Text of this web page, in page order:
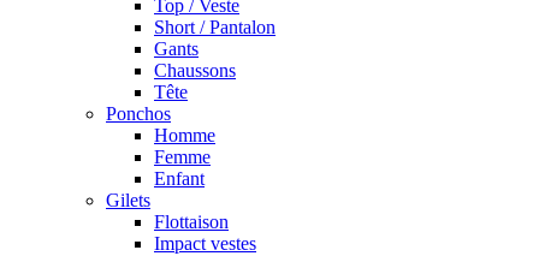
Top / Veste
Short / Pantalon
Gants
Chaussons
Tête
Ponchos
Homme
Femme
Enfant
Gilets
Flottaison
Impact vestes